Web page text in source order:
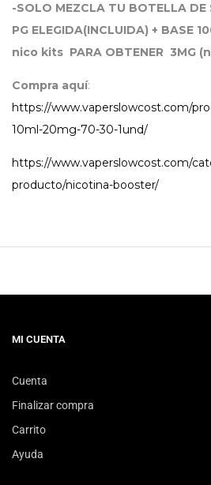
-SOLO MEZCLA TU BOTELLA DE
PG ELEGIDA(INCLUIDA) + BASE
nico kits PARA OBTENER 3MG
Compra aquí:
https://www.vaperslowcost.com/
10ml-20mg-70-30-1und/
https://www.vaperslowcost.com/
producto/nicotina-booster/
MI CUENTA
Cuenta
Finalizar compra
Carrito
Ayuda